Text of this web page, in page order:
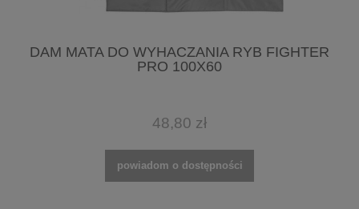
DAM MATA DO WYHACZANIA RYB FIGHTER
PRO 100X60
48,80 zł
powiadom o dostępności